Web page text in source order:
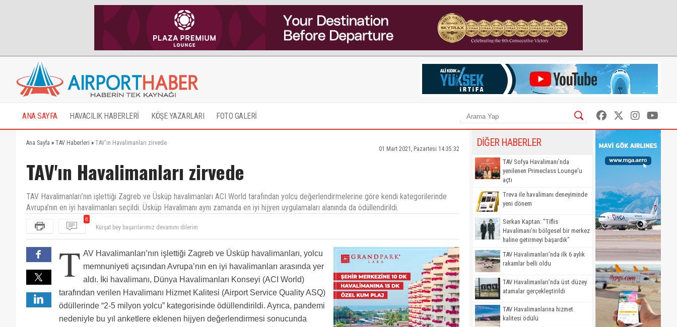
ANA SAYFA HAVACILIK HABERLERİ KÖŞE YAZARLARI FOTO GALERİ
Ana Sayfa » TAV Haberleri » TAV'ın Havalimanları zirvede
01 Mart 2021, Pazartesi 14:35:32
TAV'ın Havalimanları zirvede
TAV Havalimanları’nın işlettiği Zagreb ve Üsküp havalimanları ACI World tarafından yolcu değerlendirmelerine göre kendi kategorilerinde
Avrupa’nın en iyi havalimanları seçildi. Üsküp Havalimanı aynı zamanda en iyi hijyen uygulamaları alanında da ödüllendirildi.
6
Tav zirvede bta personeli yerin dibinde
Üsküp havalimanı hakediyor ama zagreb havalimanı içler acısı. Balkanların en kötü işletilen havalimanı. Eski meydan daha rahattı. Tamamen
palavra. Asq ya ne yaptılarsa artık.
Kürşat bey başarılarımız devamını dilerim
T AV Havalimanları’nın işlettiği Zagreb ve Üsküp havalimanları, yolcu
memnuniyeti açısından Avrupa’nın en iyi havalimanları arasında yer
aldı. İki havalimanı, Dünya Havalimanları Konseyi (ACI World)
tarafından verilen Havalimanı Hizmet Kalitesi (Airport Service Quality ASQ)
ödüllerinde “2-5 milyon yolcu” kategorisinde ödüllendirildi. Ayrıca, pandemi
nedeniyle bu yıl anketlere eklenen hijyen değerlendirmesi sonucunda
DİĞER HABERLER
TAV Sofya Havalimanı’nda
yenilenen Primeclass Lounge'u
açtı
Treva ile havalimanı deneyiminde
yeni dönem
Serkan Kaptan: "Tiflis
Havalimanı’nı bölgesel bir merkez
haline getirmeyi başardık"
TAV Havalimanları'nda ilk 6 aylık
rakamlar belli oldu
TAV Havalimanları’nda üst düzey
atamalar gerçekleştirildi
TAV Havalimanlarına hizmet
kalitesi ödülü